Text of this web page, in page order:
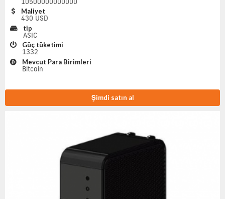
Maliyet
430 USD
tip
ASIC
Güç tüketimi
1332
Mevcut Para Birimleri
Bitcoin
Şimdi satın al